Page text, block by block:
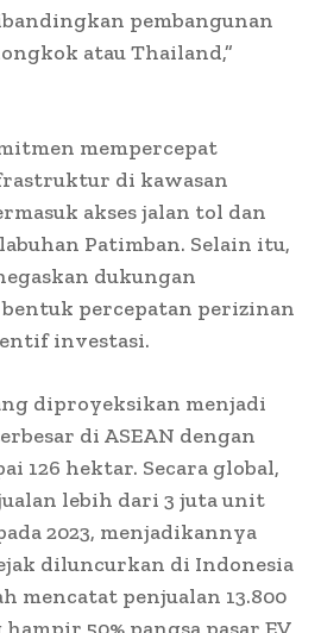
pembangunan
atau Thailand,”
mempercepat
di kawasan
akses jalan tol dan
Patimban. Selain itu,
dukungan
percepatan perizinan
investasi.
diproyeksikan menjadi
di ASEAN dengan
126 hektar. Secara global,
lebih dari 3 juta unit
2023, menjadikannya
diluncurkan di Indonesia
mencatat penjualan 13.800
50% pangsa pasar EV